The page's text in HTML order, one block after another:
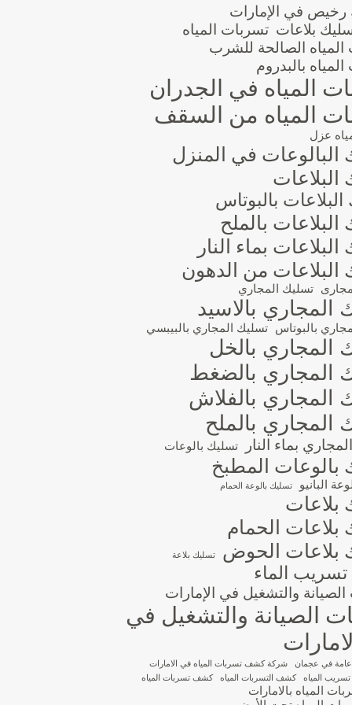
رخيص في الإمارات
بلاعات تسربات المياه
الصالحة للشرب
بالبدروم
المياه في الجدران
المياه من السقف
عزل
البالوعات في المنزل
البلاعات
بالبوتاس
بالملح
بماء النار
البلاعات من الدهون
تسليك المجاري
المجاري بالاسيد
بالبوتاس تسليك المجاري بالبيبسي
المجاري بالخل
المجاري بالضغط
المجاري بالفلاش
المجاري بالملح
بماء النار تسليك بالوعات
بالوعات المطبخ
البانيو تسليك بالوعة الحمام
بلاعات
بلاعات الحمام
بلاعات الحوض
تسليك بلاعة
تسريب الماء
والتشغيل في الإمارات
الصيانة والتشغيل في
في عجمان
شركة كشف تسربات المياه في الامارات
المياه
كشف التسربات المياه كشف تسربات المياه
المياه بالامارات